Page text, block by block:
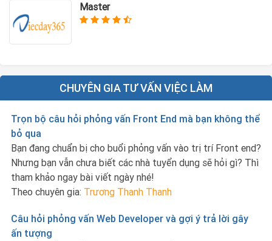
Master
CHUYÊN GIA TƯ VẤN VIỆC LÀM
Trọn bộ câu hỏi phỏng vấn Front End mà bạn không thể
bỏ qua
Bạn đang chuẩn bị cho buổi phỏng vấn vào trị trí Front end?
Nhưng bạn vẫn chưa biết các nhà tuyển dụng sẽ hỏi gì? Thì
tham khảo ngay bài viết ngày nhé!
Theo chuyên gia: Trương Thanh Thanh
Câu hỏi phỏng vấn Web Developer và gợi ý trả lời gây
ấn tượng